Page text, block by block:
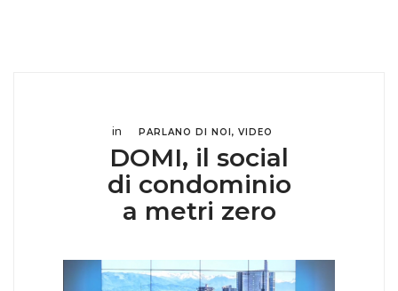
in PARLANO DI NOI , VIDEO
DOMI, il social
di condominio
a metri zero